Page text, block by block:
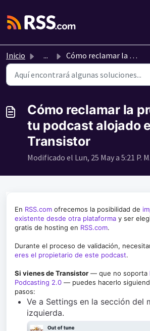
Inicio ... Cómo reclamar la propiedad de tu podcast alojado en Trans...
Cómo reclamar la
tu podcast alojado
Transistor
Modificado el Lun, 25 May a 5:21 P. M.
En RSS.com ofrecemos la posibilidad de
existente desde otra plataforma y ser
gratis de hosting en RSS.com.
Durante el proceso de validación,
eres el propietario de este podcast.
Si vienes de Transistor — que no soporta
Podcasting 2.0 — puedes hacerlo
pasos:
Ve a Settings en la sección del
izquierda.